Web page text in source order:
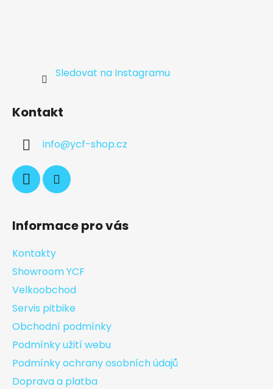
Sledovat na Instagramu
Kontakt
info@ycf-shop.cz
Informace pro vás
Kontakty
Showroom YCF
Velkoobchod
Servis pitbike
Obchodní podmínky
Podmínky užití webu
Podmínky ochrany osobních údajů
Doprava a platba